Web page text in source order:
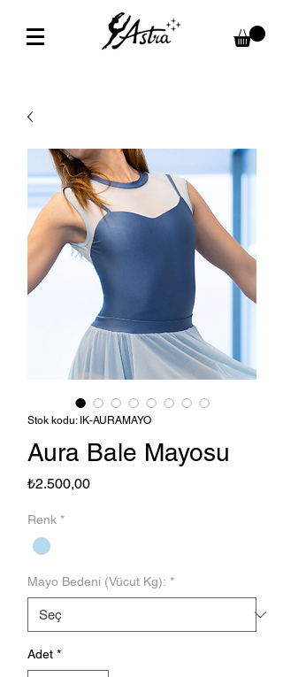
Stok kodu: IK-AURAMAYO
Aura Bale Mayosu
₺2.500,00Fiyat
Renk *
Mayo Bedeni (Vücut Kg): *
Adet *